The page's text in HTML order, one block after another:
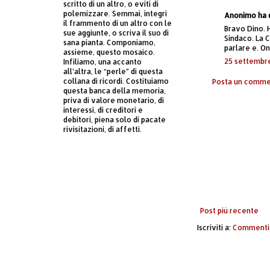
Anonimo ha
Bravo Dino.
Sindaco. La
parlare e.
25
Posta un
Post più recente
Iscriviti a:
scritto di un altro, o eviti di
polemizzare. Semmai, integri
il frammento di un altro con le
sue aggiunte, o scriva il suo di
sana pianta. Componiamo,
assieme, questo mosaico.
Infiliamo, una accanto
all’altra, le “perle” di questa
collana di ricordi. Costituiamo
questa banca della memoria,
priva di valore monetario, di
interessi, di creditori e
debitori, piena solo di pacate
rivisitazioni, di affetti.